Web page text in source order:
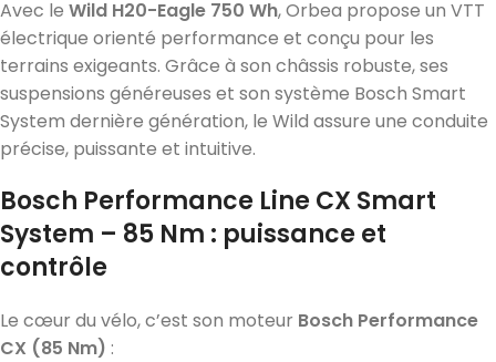
Avec le Wild H20-Eagle 750 Wh, Orbea propose un VTT
électrique orienté performance et conçu pour les
terrains exigeants. Grâce à son châssis robuste, ses
suspensions généreuses et son système Bosch Smart
System dernière génération, le Wild assure une conduite
précise, puissante et intuitive.
Bosch Performance Line CX Smart
System – 85 Nm : puissance et
contrôle
Le cœur du vélo, c’est son moteur Bosch Performance
CX (85 Nm) :